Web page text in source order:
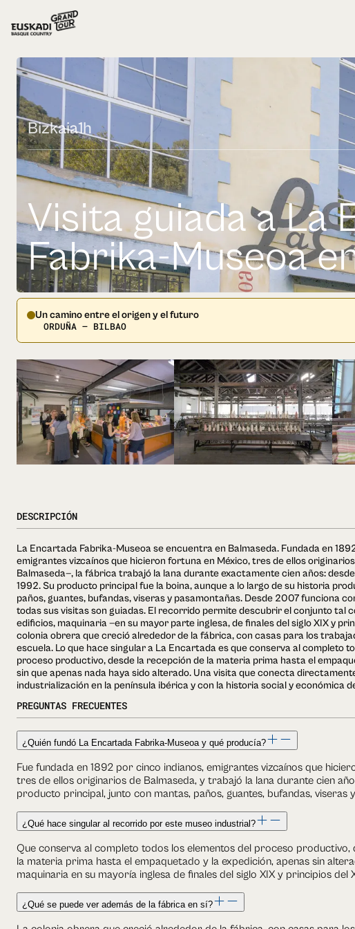
Bizkaia1h
Visita guiada a La
Fabrika-Museoa
Un camino entre el origen y el futuro
ORDUÑA — BILBAO
DESCRIPCIÓN
La Encartada Fabrika-Museoa se encuentra en Balmaseda. Fundada en
emigrantes vizcaínos que hicieron fortuna en México, tres de ellos
Balmaseda—, la fábrica trabajó la lana durante exactamente cien años:
1992. Su producto principal fue la boina, aunque a lo largo de su historia
paños, guantes, bufandas, viseras y pasamontañas. Desde 2007 funciona
todas sus visitas son guiadas. El recorrido permite descubrir el conjunto tal
edificios, maquinaria —en su mayor parte inglesa, de finales del siglo XIX y
colonia obrera que creció alrededor de la fábrica, con casas para los
escuela. Lo que hace singular a La Encartada es que conserva al completo
proceso productivo, desde la recepción de la materia prima hasta el
sin que apenas nada haya sido alterado. Una visita que conecta
industrialización en la península ibérica y con la historia social y económica
PREGUNTAS FRECUENTES
¿Quién fundó La Encartada Fabrika-Museoa y qué producía?
Fue fundada en 1892 por cinco indianos, emigrantes vizcaínos que
tres de ellos originarios de Balmaseda, y trabajó la lana durante cien
producto principal, junto con mantas, paños, guantes, bufandas, viseras
¿Qué hace singular al recorrido por este museo industrial?
Que conserva al completo todos los elementos del proceso productivo,
la materia prima hasta el empaquetado y la expedición, apenas sin
maquinaria en su mayoría inglesa de finales del siglo XIX y principios del
¿Qué se puede ver además de la fábrica en sí?